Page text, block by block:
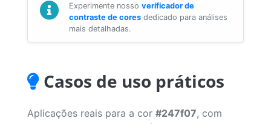
Experimente nosso verificador de
contraste de cores dedicado para análises
mais detalhadas.
Casos de uso práticos
Aplicações reais para a cor #247f07, com